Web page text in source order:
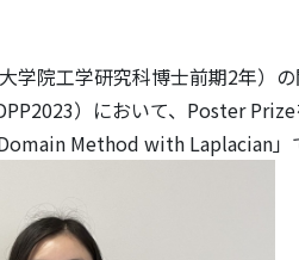
学院工学研究科博士前期2年）
）において、Poster
Method with Laplacian」